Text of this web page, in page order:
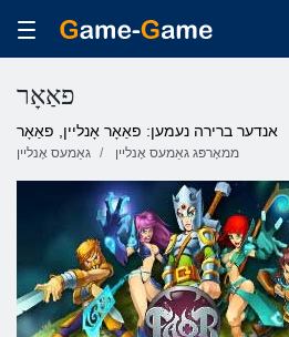
פאַאָר
אנדער ברירה נעמען: פאַאָר אָנליין, פאַאָר
גאַמעס אָנליין ממאָרפּג גאַמעס אָנליין